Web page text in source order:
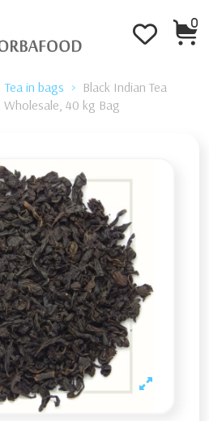
0
Tea in bags
Black Indian Tea
Wholesale, 40 kg Bag